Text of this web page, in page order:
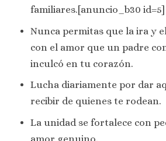
familiares.[anuncio_b30 id=5]
Nunca permitas que la ira y
con el amor que un padre
inculcó en tu corazón.
Lucha diariamente por dar
recibir de quienes te rodean.
La unidad se fortalece con
amor genuino.